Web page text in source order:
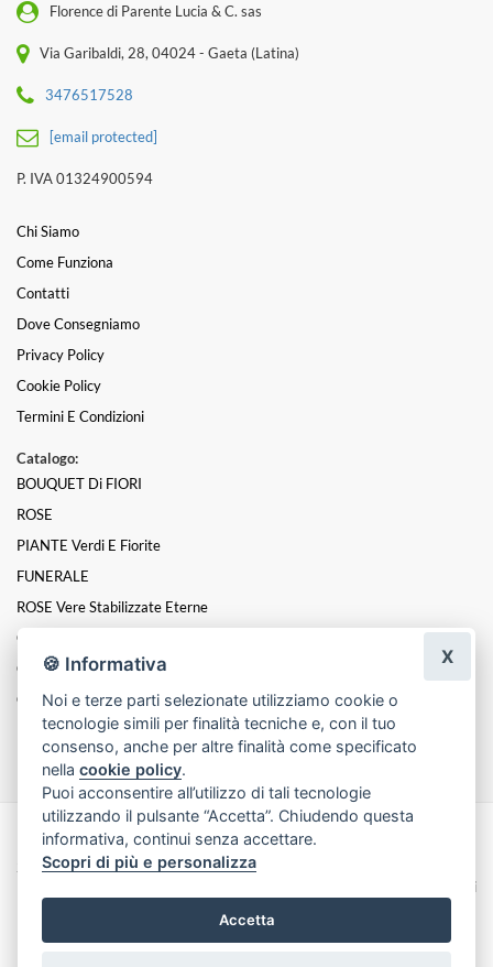
Florence di Parente Lucia & C. sas
Via Garibaldi, 28, 04024 - Gaeta (Latina)
3476517528
[email protected]
P. IVA 01324900594
Chi Siamo
Come Funziona
Contatti
Dove Consegniamo
Privacy Policy
Cookie Policy
Termini E Condizioni
Catalogo:
BOUQUET Di FIORI
ROSE
PIANTE Verdi E Fiorite
FUNERALE
ROSE Vere Stabilizzate Eterne
CUORI FLOREALI
Composizioni
COMPOSIZIONI ARTIFICIALI
FIORI IN SCATOLA
Made with byInfoser.it- Realizzazione Siti ecommerce per Fioristi
2026
Termini e Condizioni
🍪 Informativa
Noi e terze parti selezionate utilizziamo cookie o
tecnologie simili per finalità tecniche e, con il tuo
consenso, anche per altre finalità come specificato
nellacookie policy.
Puoi acconsentire all’utilizzo di tali tecnologie
utilizzando il pulsante “Accetta”. Chiudendo questa
informativa, continui senza accettare.
Scopri di più e personalizza
Accetta
X